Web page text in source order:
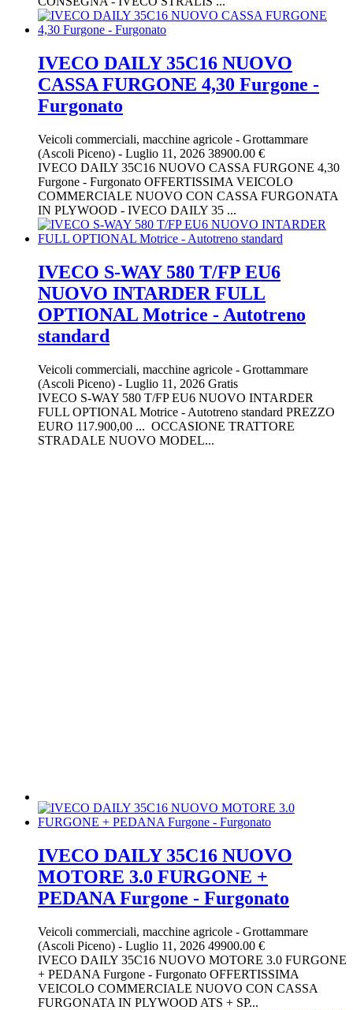
IVECO DAILY 35C16 NUOVO
CASSA FURGONE 4,30 Furgone -
Furgonato
Veicoli commerciali, macchine agricole - Grottammare
(Ascoli Piceno) - Luglio 11, 2026 38900.00 €
IVECO DAILY 35C16 NUOVO CASSA FURGONE 4,30
Furgone - Furgonato OFFERTISSIMA VEICOLO
COMMERCIALE NUOVO CON CASSA FURGONATA
IN PLYWOOD - IVECO DAILY 35 ...
IVECO S-WAY 580 T/FP EU6
NUOVO INTARDER FULL
OPTIONAL Motrice - Autotreno
standard
Veicoli commerciali, macchine agricole - Grottammare
(Ascoli Piceno) - Luglio 11, 2026 Gratis
IVECO S-WAY 580 T/FP EU6 NUOVO INTARDER
FULL OPTIONAL Motrice - Autotreno standard PREZZO
EURO 117.900,00 ... OCCASIONE TRATTORE
STRADALE NUOVO MODEL...
IVECO DAILY 35C16 NUOVO
MOTORE 3.0 FURGONE +
PEDANA Furgone - Furgonato
Veicoli commerciali, macchine agricole - Grottammare
(Ascoli Piceno) - Luglio 11, 2026 49900.00 €
IVECO DAILY 35C16 NUOVO MOTORE 3.0 FURGONE
+ PEDANA Furgone - Furgonato OFFERTISSIMA
VEICOLO COMMERCIALE NUOVO CON CASSA
FURGONATA IN PLYWOOD ATS + SP...